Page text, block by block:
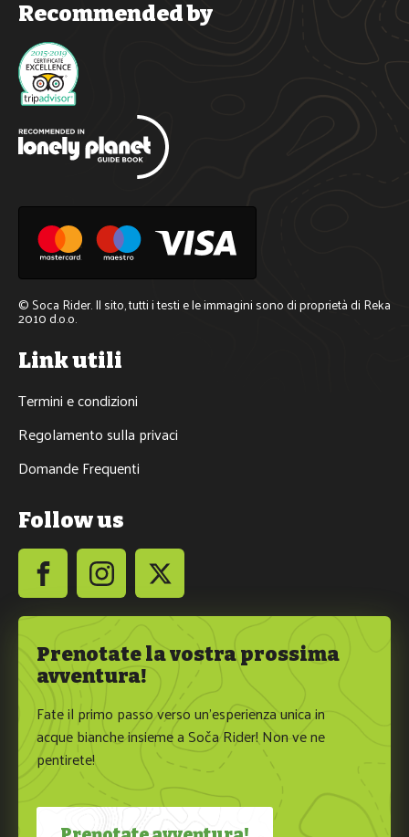
Recommended by
© Soca Rider. Il sito, tutti i testi e le immagini sono di proprietà di Reka
2010 d.o.o.
Link utili
Termini e condizioni
Regolamento sulla privaci
Domande Frequenti
Follow us
Prenotate la vostra prossima
avventura!
Fate il primo passo verso un’esperienza unica in
acque bianche insieme a Soča Rider! Non ve ne
pentirete!